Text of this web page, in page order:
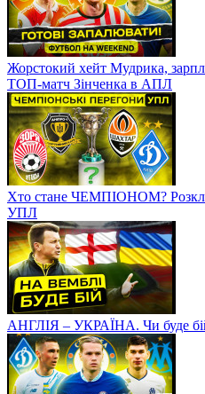
Жорстокий хейт Мудрика,
ТОП-матч Зінченка в АПЛ
Хто стане ЧЕМПІОНОМ?
УПЛ
АНГЛІЯ – УКРАЇНА. Чи буде